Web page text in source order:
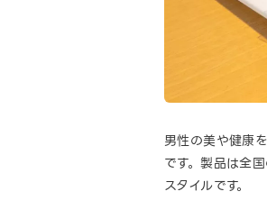
男性の美や健康
です。製品は全
スタイルです。